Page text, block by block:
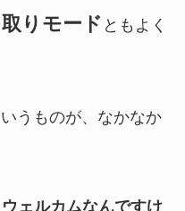
りモード ともよく
うものが、なかなか
ェルカムなんですけ